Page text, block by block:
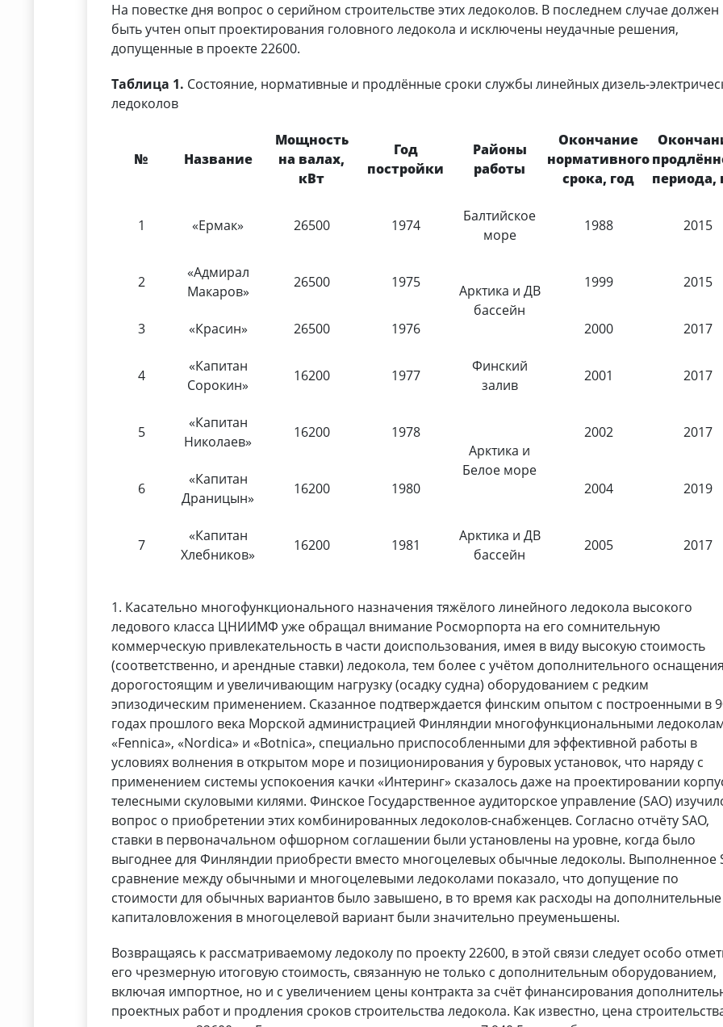
На повестке дня вопрос о серийном строительстве этих ледоколов. В последнем случае должен
быть учтен опыт проектирования головного ледокола и исключены неудачные решения,
допущенные в проекте 22600.
Таблица 1. Состояние, нормативные и продлённые сроки службы линейных дизель-
ледоколов
№ Название
Мощность
на валах,
кВт
Год
постройки
Районы
работы
Окончание
нормативного
срока, год
периода,
1 «Ермак» 26500 1974
Балтийское
море
1988 2015
2
«Адмирал
Макаров»
26500 1975
Арктика и ДВ
бассейн
1999 2015
3 «Красин» 26500 1976 2000 2017
4
«Капитан
Сорокин»
16200 1977
Финский
залив
2001 2017
5
«Капитан
Николаев»
16200
1978
Арктика и
Белое море
2002 2017
6
«Капитан
Драницын»
16200 1980 2004 2019
7
«Капитан
Хлебников»
16200 1981
Арктика и ДВ
бассейн
2005 2017
1. Касательно многофункционального назначения тяжёлого линейного ледокола высокого
ледового класса ЦНИИМФ уже обращал внимание Росморпорта на его сомнительную
коммерческую привлекательность в части доиспользования, имея в виду высокую стоимость
(соответственно, и арендные ставки) ледокола, тем более с учётом дополнительного
дорогостоящим и увеличивающим нагрузку (осадку судна) оборудованием с редким
эпизодическим применением. Сказанное подтверждается финским опытом с построенными в
годах прошлого века Морской администрацией Финляндии многофункциональными
«Fennica», «Nordica» и «Botnica», специально приспособленными для эффективной работы в
условиях волнения в открытом море и позиционирования у буровых установок, что наряду с
применением системы успокоения качки «Интеринг» сказалось даже на проектировании
телесными скуловыми килями. Финское Государственное аудиторское управление (SAO)
вопрос о приобретении этих комбинированных ледоколов-снабженцев. Согласно отчёту SAO,
ставки в первоначальном офшорном соглашении были установлены на уровне, когда было
выгоднее для Финляндии приобрести вместо многоцелевых обычные ледоколы. Выполненное
сравнение между обычными и многоцелевыми ледоколами показало, что допущение по
стоимости для обычных вариантов было завышено, в то время как расходы на дополнительные
капиталовложения в многоцелевой вариант были значительно преуменьшены.
Возвращаясь к рассматриваемому ледоколу по проекту 22600, в этой связи следует особо
его чрезмерную итоговую стоимость, связанную не только с дополнительным оборудованием,
включая импортное, но и с увеличением цены контракта за счёт финансирования
проектных работ и продления сроков строительства ледокола. Как известно, цена